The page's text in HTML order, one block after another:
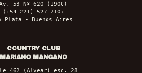
Av. 53 Nº 620 (1900)
(+54 221) 527 7107
Plata - Buenos Aires
COUNTRY CLUB
MARIANO MANGANO
462 (Alvear) esq. 28